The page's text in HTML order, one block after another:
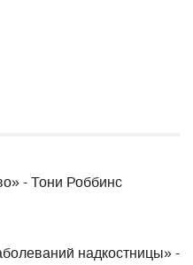
- Тони Роббинс
надкостницы» -